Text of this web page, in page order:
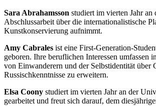
Sara Abrahamsson studiert im vierten Jahr
Abschlussarbeit über die internationalistische
Kunstkonservierung aufnimmt.
Amy Cabrales ist eine First-Generation-
geboren. Ihre beruflichen Interessen
von Einwanderern und der Selbstidentität über
Russischkenntnisse zu erweitern.
Elsa Coony studiert im vierten Jahr an der
gearbeitet und freut sich darauf, dem